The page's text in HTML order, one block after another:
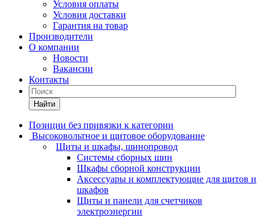
Условия оплаты
Условия доставки
Гарантия на товар
Производители
О компании
Новости
Вакансии
Контакты
Найти
Позиции без привязки к категории
Высоковольтное и щитовое оборудование
Щиты и шкафы, шинопровод
Системы сборных шин
Шкафы сборной конструкции
Аксессуары и комплектующие для щитов и
шкафов
Щиты и панели для счетчиков
электроэнергии